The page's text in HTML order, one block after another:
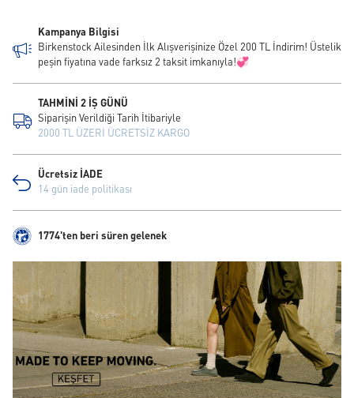
Kampanya Bilgisi
Birkenstock Ailesinden İlk Alışverişinize Özel 200 TL İndirim! Üstelik
peşin fiyatına vade farksız 2 taksit imkanıyla!💞
TAHMİNİ 2 İŞ GÜNÜ
Siparişin Verildiği Tarih İtibariyle
2000 TL ÜZERİ ÜCRETSİZ KARGO
Ücretsiz İADE
14 gün iade politikası
1774'ten beri süren gelenek